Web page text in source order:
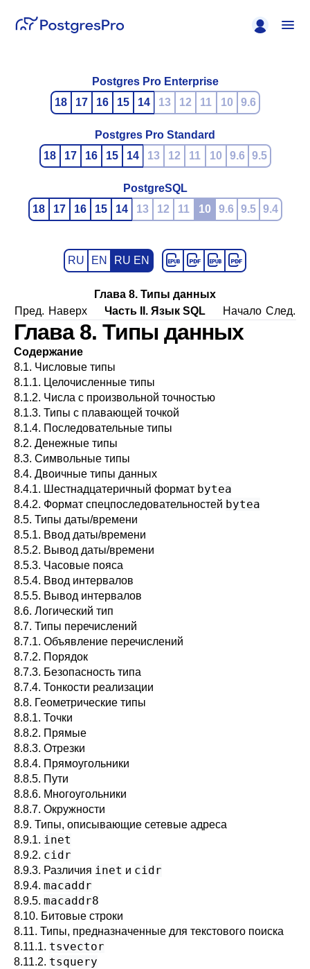
Postgres Pro Enterprise
18
17 16 15 14 13 12 11 10 9.6
Postgres Pro Standard
18
17 16 15 14 13 12 11 10 9.6 9.5
PostgreSQL
18
17 16 15 14 13 12 11 10 9.6 9.5 9.4
RU EN RU EN
Глава 8. Типы данных
Пред. Наверх Часть II. Язык SQL Начало След.
Глава 8. Типы данных
Содержание
8.1. Числовые типы
8.1.1. Целочисленные типы
8.1.2. Числа с произвольной точностью
8.1.3. Типы с плавающей точкой
8.1.4. Последовательные типы
8.2. Денежные типы
8.3. Символьные типы
8.4. Двоичные типы данных
8.4.1. Шестнадцатеричный формат bytea
8.4.2. Формат спецпоследовательностей bytea
8.5. Типы даты/времени
8.5.1. Ввод даты/времени
8.5.2. Вывод даты/времени
8.5.3. Часовые пояса
8.5.4. Ввод интервалов
8.5.5. Вывод интервалов
8.6. Логический тип
8.7. Типы перечислений
8.7.1. Объявление перечислений
8.7.2. Порядок
8.7.3. Безопасность типа
8.7.4. Тонкости реализации
8.8. Геометрические типы
8.8.1. Точки
8.8.2. Прямые
8.8.3. Отрезки
8.8.4. Прямоугольники
8.8.5. Пути
8.8.6. Многоугольники
8.8.7. Окружности
8.9. Типы, описывающие сетевые адреса
8.9.1. inet
8.9.2. cidr
8.9.3. Различия inet и cidr
8.9.4. macaddr
8.9.5. macaddr8
8.10. Битовые строки
8.11. Типы, предназначенные для текстового поиска
8.11.1. tsvector
8.11.2. tsquery